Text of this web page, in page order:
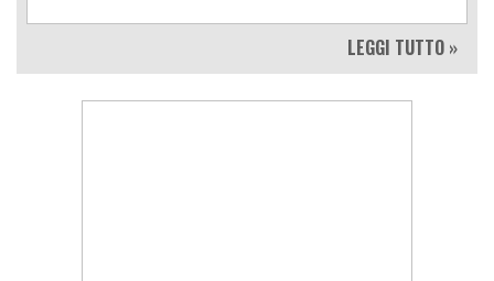
LEGGI TUTTO »